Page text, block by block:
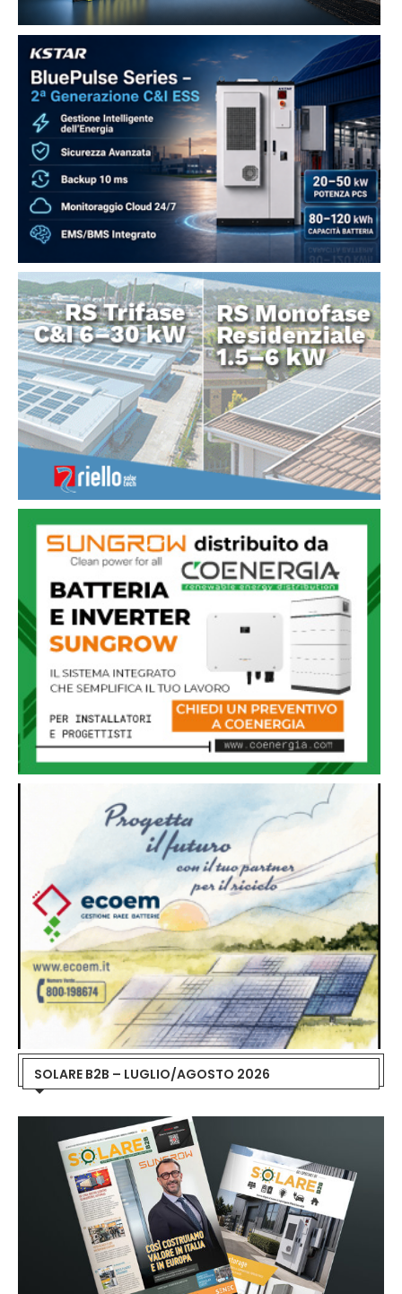
SOLARE B2B – LUGLIO/AGOSTO 2026